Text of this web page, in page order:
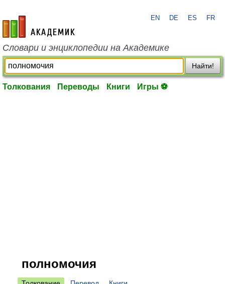
academic.ru
EN DE ES FR
Словари и энциклопедии на Академике
Найти!
Толкования Переводы Книги Игры ⚽
полномочия